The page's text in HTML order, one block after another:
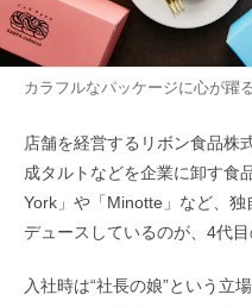
カラフルなパッケージに心が
店舗を経営するリボン食品株
成タルトなどを企業に卸す食
York」や「Minotte」など、
デュースしているのが、4代
入社時は“社長の娘”という立